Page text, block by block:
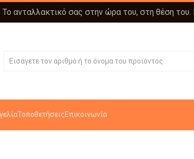
ανταλλακτικό σας στην ώρα του, στη θέση του.
ΤοποθετήσειςΕπικοινωνία